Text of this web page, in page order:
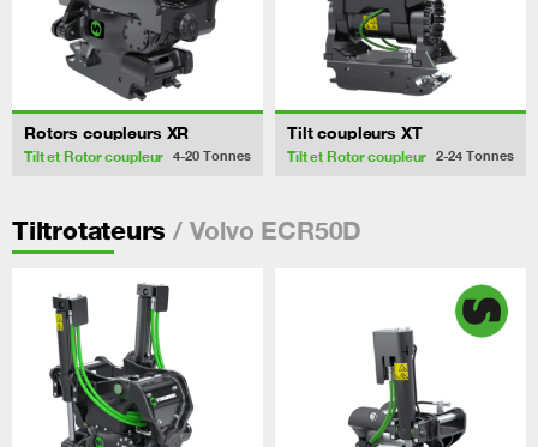
Rotors coupleurs XR
Tilt et Rotor coupleur 4-20 Tonnes
Tilt coupleurs XT
Tilt et Rotor coupleur 2-24 Tonnes
Tiltrotateurs / Volvo ECR50D